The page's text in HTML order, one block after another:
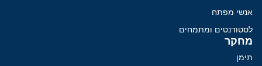
אנשי מפתח
לסטודנטים ומתמחים
מחקר
תימן